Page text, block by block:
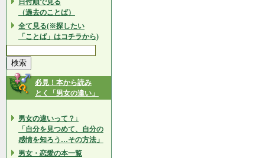
日付順で見る
（過去のことば）
全て見る(※探したい
「ことば」はコチラから)
必見！本から読み
とく「男女の違い」
男女の違いって？↓
「自分を見つめて、自分の
感情を知ろう…その方法」
男女・恋愛の本一覧